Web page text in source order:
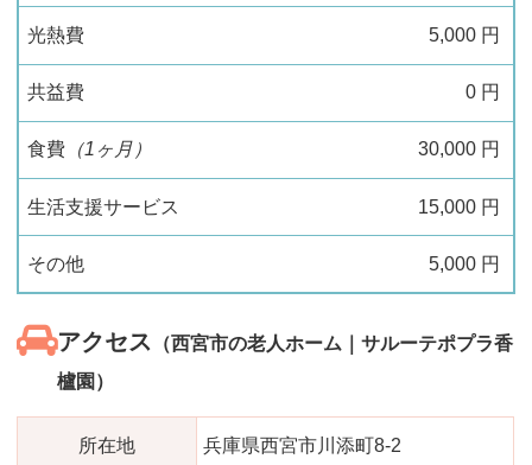
光熱費 5,000 円
共益費 0 円
食費（1ヶ月） 30,000 円
生活支援サービス 15,000 円
その他 5,000 円
アクセス
（西宮市の老人ホーム｜サルーテポプラ香
櫨園）
所在地 兵庫県西宮市川添町8-2